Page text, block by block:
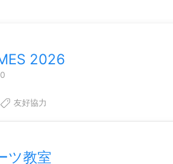
2026
友好協力
ツ教室